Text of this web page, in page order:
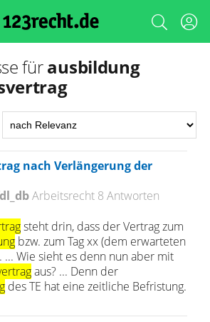
fürausbildung
nach Verlängerung der
Arbeitsrecht 8 Antworten
steht drin, dass der Vertrag zum
bzw. zum Tag xx (dem erwarteten
... Wie sieht es denn nun aber mit
aus? ... Denn der
des TE hat eine zeitliche Befristung.